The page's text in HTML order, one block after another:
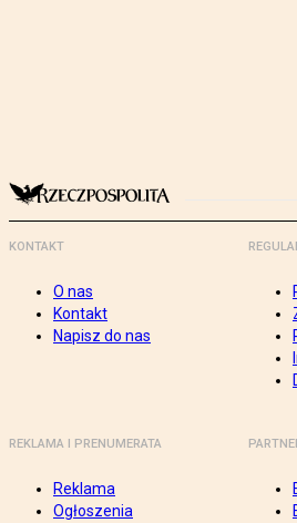
KONTAKT
O nas
Kontakt
Napisz do nas
REKLAMA I PRENUMERATA
Reklama
Ogłoszenia